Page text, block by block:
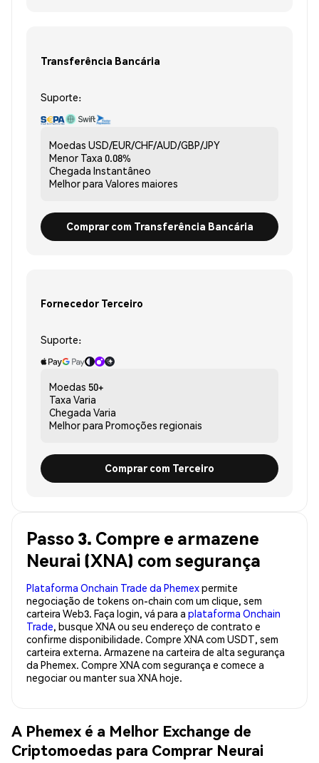
Transferência Bancária
Suporte:
Moedas USD/EUR/CHF/AUD/GBP/JPY
Menor Taxa 0.08%
Chegada Instantâneo
Melhor para Valores maiores
Comprar com Transferência Bancária
Fornecedor Terceiro
Suporte:
Moedas 50+
Taxa Varia
Chegada Varia
Melhor para Promoções regionais
Comprar com Terceiro
Passo 3. Compre e armazene
Neurai (XNA) com segurança
Plataforma Onchain Trade da Phemexpermite
negociação de tokens on-chain com um clique, sem
carteira Web3. Faça login, vá para a plataforma Onchain
Trade, busque XNA ou seu endereço de contrato e
confirme disponibilidade. Compre XNA com USDT, sem
carteira externa. Armazene na carteira de alta segurança
da Phemex. Compre XNA com segurança e comece a
negociar ou manter sua XNA hoje.
A Phemex é a Melhor Exchange de
Criptomoedas para Comprar Neurai